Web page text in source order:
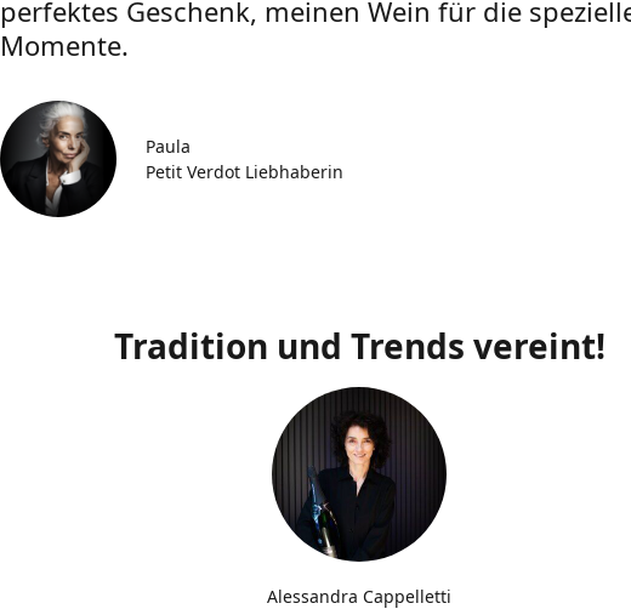
perfektes Geschenk, meinen Wein für die
Momente.
Paula
Petit Verdot Liebhaberin
Tradition und Trends vereint!
Alessandra Cappelletti